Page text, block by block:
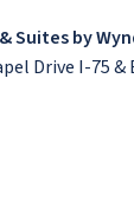
Suites by
Drive I-75